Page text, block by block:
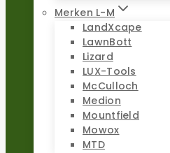
Merken L-M
LandXcape
LawnBott
Lizard
LUX-Tools
McCulloch
Medion
Mountfield
Mowox
MTD